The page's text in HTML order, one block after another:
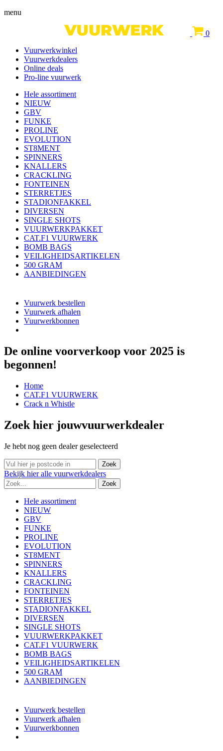
menu
0
Vuurwerkwinkel
Vuurwerkdealers
Online deals
Pro-line vuurwerk
Hele assortiment
NIEUW
GBV
FUNKE
PROLINE
EVOLUTION
ST8MENT
SPINNERS
KNALLERS
CRACKLING
FONTEINEN
STERRETJES
STADIONFAKKEL
DIVERSEN
SINGLE SHOTS
VUURWERKPAKKET
CAT.F1 VUURWERK
BOMB BAGS
VEILIGHEIDSARTIKELEN
500 GRAM
AANBIEDINGEN
Vuurwerk bestellen
Vuurwerk afhalen
Vuurwerkbonnen
De online voorverkoop voor 2025 is
begonnen!
Home
CAT.F1 VUURWERK
Crack n Whistle
Zoek hier jouwvuurwerkdealer
Je hebt nog geen dealer geselecteerd
Bekijk hieralle vuurwerkdealers
Hele assortiment
NIEUW
GBV
FUNKE
PROLINE
EVOLUTION
ST8MENT
SPINNERS
KNALLERS
CRACKLING
FONTEINEN
STERRETJES
STADIONFAKKEL
DIVERSEN
SINGLE SHOTS
VUURWERKPAKKET
CAT.F1 VUURWERK
BOMB BAGS
VEILIGHEIDSARTIKELEN
500 GRAM
AANBIEDINGEN
Vuurwerk bestellen
Vuurwerk afhalen
Vuurwerkbonnen